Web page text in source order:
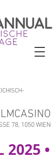
78, 1050 WIEN
2025 •